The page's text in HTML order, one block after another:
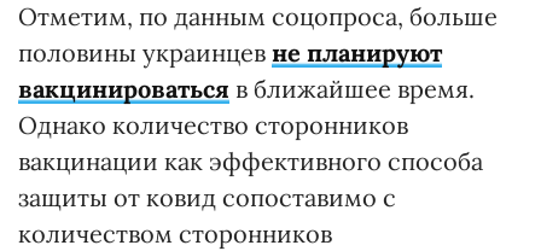
Отметим, по данным соцопроса, больше
половины украинцев не планируют
вакцинироваться в ближайшее время.
Однако количество сторонников
вакцинации как эффективного способа
защиты от ковид сопоставимо с
количеством сторонников